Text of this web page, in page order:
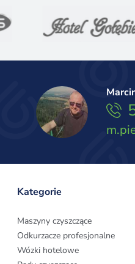
Kategorie
Maszyny czyszczące
Odkurzacze profesjonalne
Wózki hotelowe